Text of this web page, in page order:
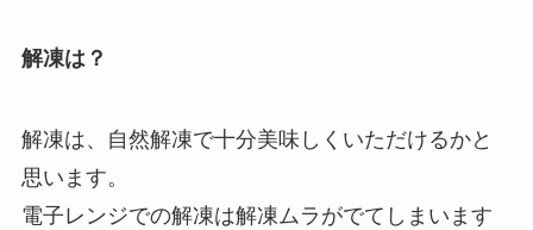
解凍は？
解凍は、自然解凍で十分美味しくいただけるかと
思います。
電子レンジでの解凍は解凍ムラがでてしまいます